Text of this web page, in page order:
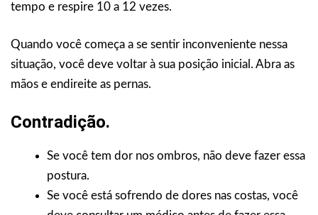
tempo e respire 10 a 12 vezes.
Quando você começa a se sentir inconveniente nessa
situação, você deve voltar à sua posição inicial. Abra as
mãos e endireite as pernas.
Contradição.
Se você tem dor nos ombros, não deve fazer essa
postura.
Se você está sofrendo de dores nas costas, você